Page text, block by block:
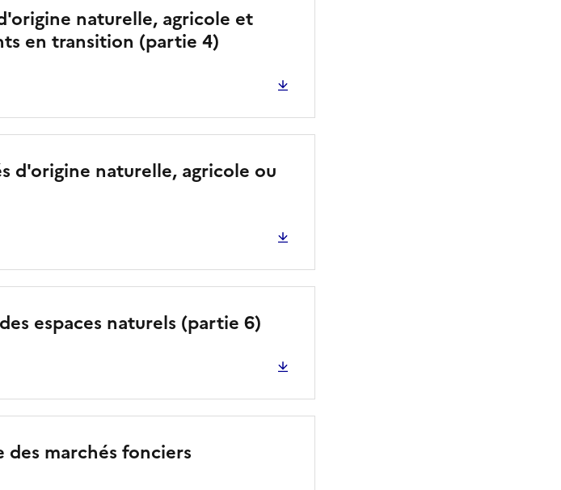
naturelle, agricole et
en transition (partie 4)
d'origine naturelle, agricole ou
espaces naturels (partie 6)
des marchés fonciers